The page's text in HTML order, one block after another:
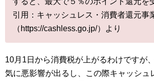
引用：キャッシュレス・消費者還元
（https://cashless.go.jp/）より
10月1日から消費税が上がるわけですが
気に悪影響が出るし、この際キャッシュ